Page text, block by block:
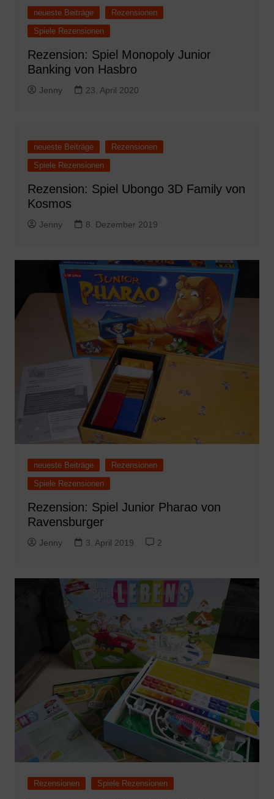
neueste Beiträge
Rezensionen
Spiele Rezensionen
Rezension: Spiel Monopoly Junior
Banking von Hasbro
Jenny 23. April 2020
neueste Beiträge
Rezensionen
Spiele Rezensionen
Rezension: Spiel Ubongo 3D Family von
Kosmos
Jenny 8. Dezember 2019
neueste Beiträge
Rezensionen
Spiele Rezensionen
Rezension: Spiel Junior Pharao von
Ravensburger
Jenny 3. April 2019 2
Rezensionen Spiele Rezensionen